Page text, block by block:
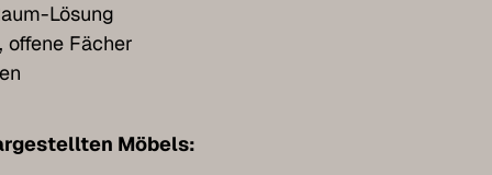
Lösung
offene Fächer
Möbels: